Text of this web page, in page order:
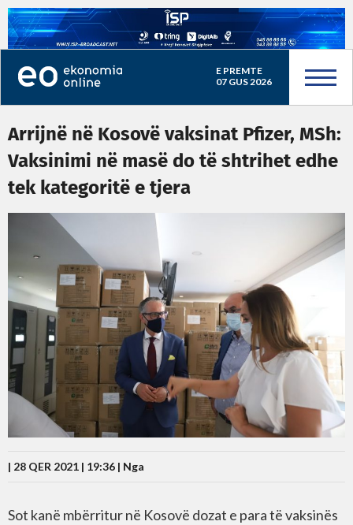
E PREMTE
07 GUS 2026
Arrijnë në Kosovë vaksinat Pfizer, MSh:
Vaksinimi në masë do të shtrihet edhe
tek kategoritë e tjera
| 28 QER 2021 | 19:36 | Nga
Sot kanë mbërritur në Kosovë dozat e para të vaksinës